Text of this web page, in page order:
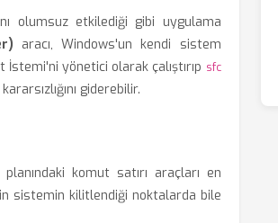
olumsuz etkilediği gibi uygulama
aracı, Windows'un kendi sistem
yönetici olarak çalıştırıp sfc
giderebilir.
komut satırı araçları en
sistemin kilitlendiği noktalarda bile